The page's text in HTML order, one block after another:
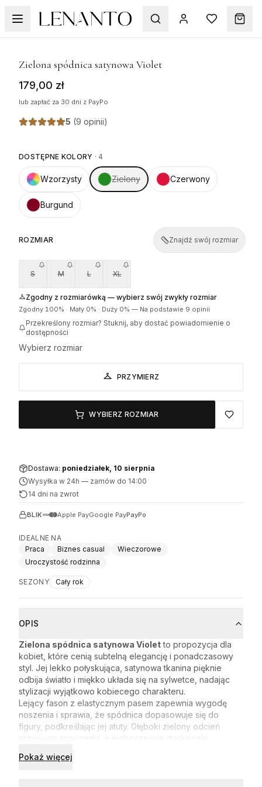
Zielona spódnica satynowa Violet
179,00 zł
lub zapłać za 30 dni z PayPo
5 (9 opinii)
DOSTĘPNE KOLORY · 4
Wzorzysty Zielony Czerwony
Burgund
ROZMIAR Znajdź swój rozmiar
S M L XL
Zgodny z rozmiarówką — wybierz swój zwykły rozmiar
Zgodny 100% · Mały 0% · Duży 0% — Na podstawie 9 opinii
Przekreślony rozmiar? Stuknij, aby dostać powiadomienie o
dostępności
Wybierz rozmiar
PRZYMIERZ
WYBIERZ ROZMIAR
Dostawa: poniedziałek, 10 sierpnia
Wysyłka w 24h — zamów do 14:00
14 dni na zwrot
BLIK Apple PayGoogle PayPayPo
IDEALNE NA
Praca
Biznes casual
Wieczorowe
Uroczystość rodzinna
SEZONY Cały rok
OPIS
Zielona spódnica satynowa Violetto propozycja dla
kobiet, które cenią subtelną elegancję i ponadczasowy
styl. Jej lekko połyskująca, satynowa tkanina pięknie
odbija światło i miękko układa się na sylwetce, nadając
stylizacji wyjątkowo kobiecego charakteru.
Lejący fason z elastycznym pasem zapewnia wygodę
noszenia i sprawia, że spódnica dopasowuje się do
figury, podkreślając jej atuty. Głęboki zielony odcień
przyciąga spojrzenia, a jednocześnie doskonale
marynarką. To model, który sprawdzi się zarówno do
Pokaż więcej